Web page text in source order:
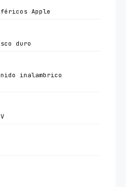
Apple
duro
inalambrico